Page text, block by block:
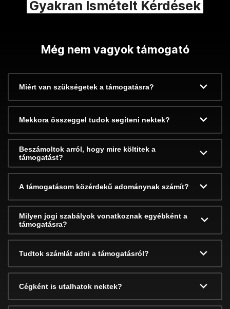
Gyakran Ismételt Kérdések
Még nem vagyok támogató
Miért van szükségetek a támogatásra?
Mekkora összeggel tudok segíteni nektek?
Beszámoltok arról, hogy mire költitek a
támogatást?
A támogatásom közérdekű adománynak számít?
Milyen jogi szabályok vonatkoznak egyébként a
támogatásra?
Tudtok számlát adni a támogatásról?
Cégként is utalhatok nektek?